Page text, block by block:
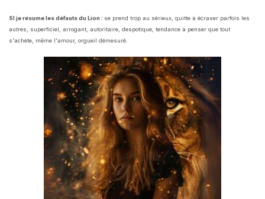
SI je résume les défauts du Lion : se prend trop au sérieux, quitte à écraser parfois les
autres, superficiel, arrogant, autoritaire, despotique, tendance à penser que tout
s'achète, même l'amour, orgueil démesuré.